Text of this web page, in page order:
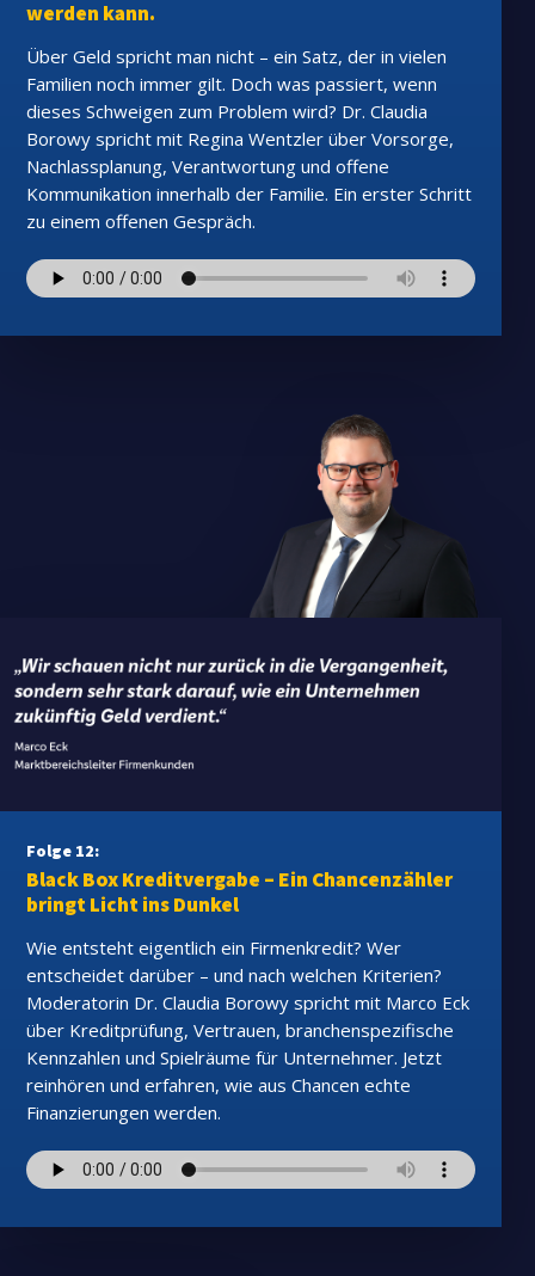
werden kann.
Über Geld spricht man nicht – ein Satz, der in vielen
Familien noch immer gilt. Doch was passiert, wenn
dieses Schweigen zum Problem wird? Dr. Claudia
Borowy spricht mit Regina Wentzler über Vorsorge,
Nachlassplanung, Verantwortung und offene
Kommunikation innerhalb der Familie. Ein erster Schritt
zu einem offenen Gespräch.
Folge 12:
Black Box Kreditvergabe – Ein Chancenzähler
bringt Licht ins Dunkel
Wie entsteht eigentlich ein Firmenkredit? Wer
entscheidet darüber – und nach welchen Kriterien?
Moderatorin Dr. Claudia Borowy spricht mit Marco Eck
über Kreditprüfung, Vertrauen, branchenspezifische
Kennzahlen und Spielräume für Unternehmer. Jetzt
reinhören und erfahren, wie aus Chancen echte
Finanzierungen werden.